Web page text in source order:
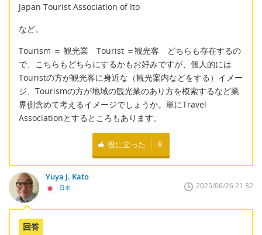
Japan Tourist Association of Ito
など。
Tourism ＝ 観光業 Tourist ＝観光客 どちらも存在するの
で、こちらもどちらにするかもお好みですが、個人的には
Touristの方が観光客に身近な（観光案内などをする）イメー
ジ、Tourismの方が地域の観光業のあり方を模索するなど業
界側含めて考えるイメージでしょうか。単にTravel
Associationとするところもあります。
役に立った 8
Yuya J. Kato
日本 2025/06/26 21:32
回答